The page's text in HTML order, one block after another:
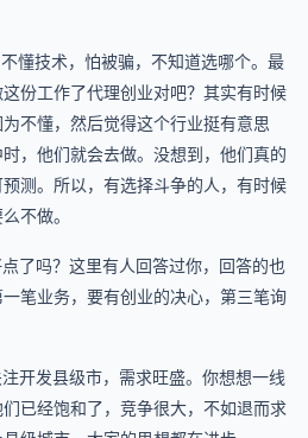
懂技术，怕被骗，不知道选哪个。最
份工作了代理创业对吧？其实有时候
不懂，然后觉得这个行业挺有意思
，他们就会去做。没想到，他们真的
测。所以，有选择斗争的人，有时候
不做。
了吗？这里有人回答过你，回答的也
笔业务，要有创业的决心，第三笔询
开发县级市，需求旺盛。你想想一线
已经饱和了，竞争很大，不如退而求